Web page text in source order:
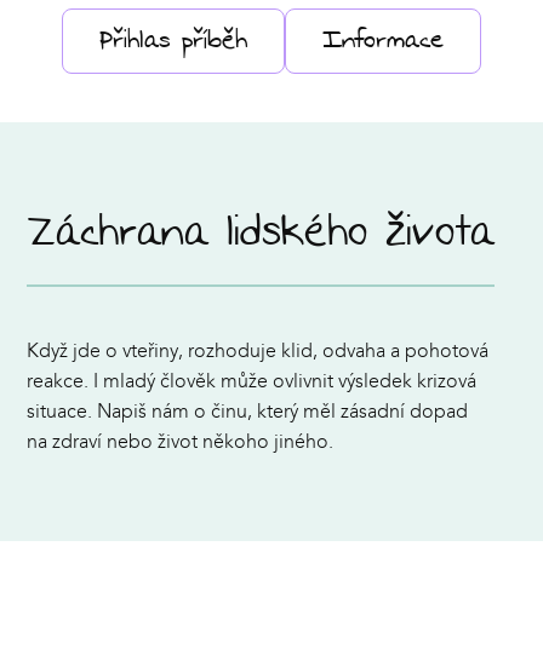
Přihlas příběh Informace
Záchrana lidského života
Když jde o vteřiny, rozhoduje klid, odvaha a pohotová
reakce. I mladý člověk může ovlivnit výsledek krizová
situace. Napiš nám o činu, který měl zásadní dopad
na zdraví nebo život někoho jiného.